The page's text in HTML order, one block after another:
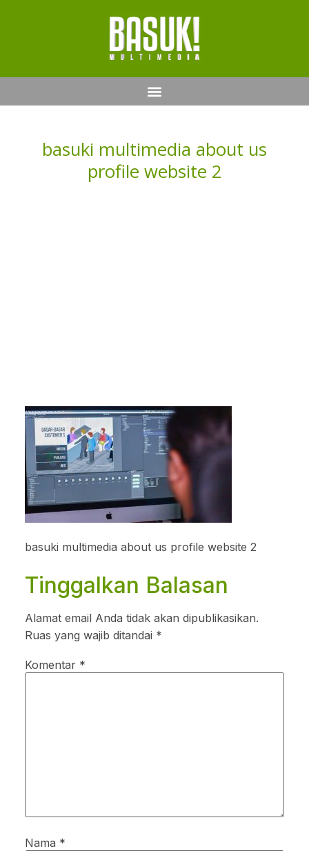
basuki multimedia about us
profile website 2
basuki multimedia about us profile website 2
Tinggalkan Balasan
Alamat email Anda tidak akan dipublikasikan.
Ruas yang wajib ditandai *
Komentar *
Nama *